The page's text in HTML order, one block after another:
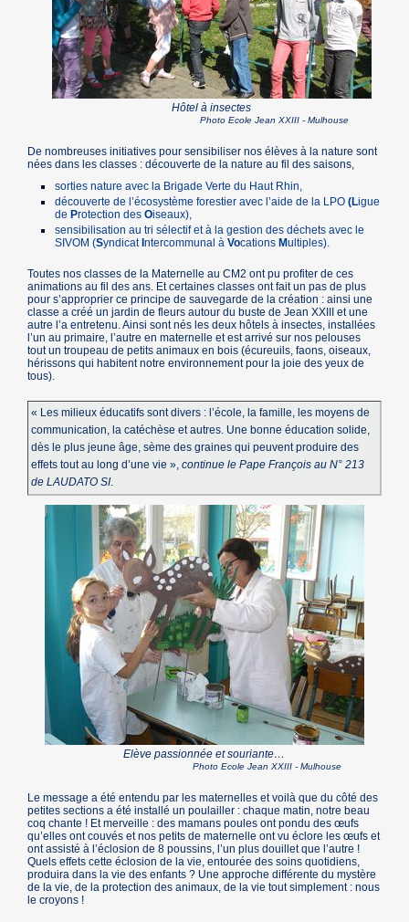
Hôtel à insectes
Photo Ecole Jean XXIII - Mulhouse
De nombreuses initiatives pour sensibiliser nos élèves à la nature sont
nées dans les classes : découverte de la nature au fil des saisons,
sorties nature avec la Brigade Verte du Haut Rhin,
découverte de l’écosystème forestier avec l’aide de la LPO(Ligue
deProtection desOiseaux),
sensibilisation au tri sélectif et à la gestion des déchets avec le
SIVOM (SyndicatIntercommunal àVocationsMultiples).
Toutes nos classes de la Maternelle au CM2 ont pu profiter de ces
animations au fil des ans. Et certaines classes ont fait un pas de plus
pour s’approprier ce principe de sauvegarde de la création : ainsi une
classe a créé un jardin de fleurs autour du buste de Jean XXIII et une
autre l’a entretenu. Ainsi sont nés les deux hôtels à insectes, installées
l’un au primaire, l’autre en maternelle et est arrivé sur nos pelouses
tout un troupeau de petits animaux en bois (écureuils, faons, oiseaux,
hérissons qui habitent notre environnement pour la joie des yeux de
tous).
« Les milieux éducatifs sont divers : l’école, la famille, les moyens de
communication, la catéchèse et autres. Une bonne éducation solide,
dès le plus jeune âge, sème des graines qui peuvent produire des
effets tout au long d’une vie »,continue le Pape François au N° 213
de LAUDATO SI.
Elève passionnée et souriante…
Photo Ecole Jean XXIII - Mulhouse
Le message a été entendu par les maternelles et voilà que du côté des
petites sections a été installé un poulailler : chaque matin, notre beau
coq chante ! Et merveille : des mamans poules ont pondu des œufs
qu’elles ont couvés et nos petits de maternelle ont vu éclore les œufs et
ont assisté à l’éclosion de 8 poussins, l’un plus douillet que l’autre !
Quels effets cette éclosion de la vie, entourée des soins quotidiens,
produira dans la vie des enfants ? Une approche différente du mystère
de la vie, de la protection des animaux, de la vie tout simplement : nous
le croyons !